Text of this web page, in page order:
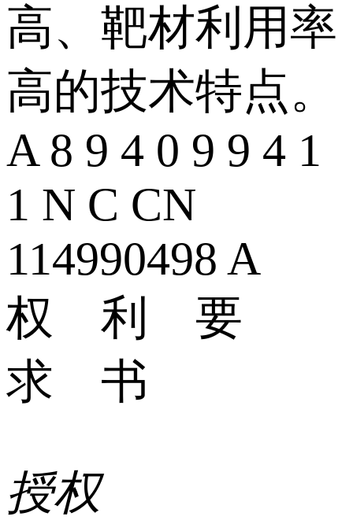
高、靶材利用率
高的技术特点。
A 8 9 4 0 9 9 4 1
1 N C CN
114990498 A
权 利 要
求 书
授权